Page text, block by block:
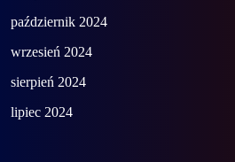
październik 2024
wrzesień 2024
sierpień 2024
lipiec 2024